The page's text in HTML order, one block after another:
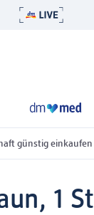
günstig einkaufen
1 St